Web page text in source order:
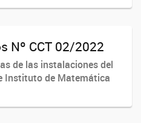
Nº CCT 02/2022
de las instalaciones del
Instituto de Matemática